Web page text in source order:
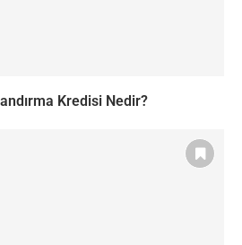
Kredisi Nedir?